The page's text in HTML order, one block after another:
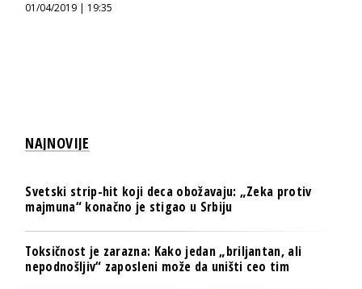
01/04/2019 | 19:35
NAJNOVIJE
Svetski strip-hit koji deca obožavaju: „Zeka protiv
majmuna“ konačno je stigao u Srbiju
Toksičnost je zarazna: Kako jedan „briljantan, ali
nepodnošljiv“ zaposleni može da uništi ceo tim